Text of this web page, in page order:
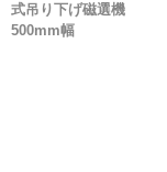
式吊り下げ磁選機
500mm幅